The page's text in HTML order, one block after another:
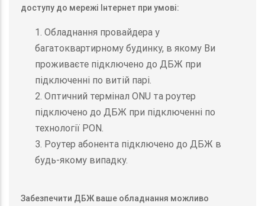
доступу до мережі Інтернет при умові:
1. Обладнання провайдера у
багатоквартирному будинку, в якому Ви
проживаєте підключено до ДБЖ при
підключенні по витій парі.
2. Оптичний термінал ONU та роутер
підключено до ДБЖ при підключенні по
технології PON.
3. Роутер абонента підключено до ДБЖ в
будь-якому випадку.
Забезпечити ДБЖ ваше обладнання можливо